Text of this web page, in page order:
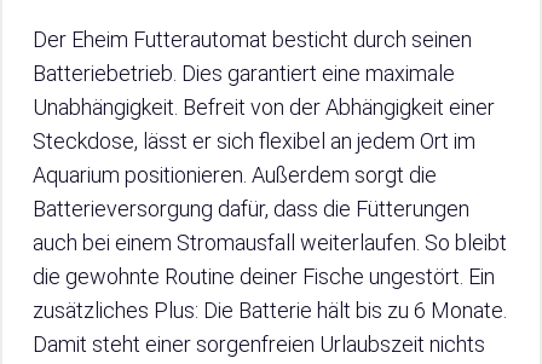
Der Eheim Futterautomat besticht durch seinen
Batteriebetrieb. Dies garantiert eine maximale
Unabhängigkeit. Befreit von der Abhängigkeit einer
Steckdose, lässt er sich flexibel an jedem Ort im
Aquarium positionieren. Außerdem sorgt die
Batterieversorgung dafür, dass die Fütterungen
auch bei einem Stromausfall weiterlaufen. So bleibt
die gewohnte Routine deiner Fische ungestört. Ein
zusätzliches Plus: Die Batterie hält bis zu 6 Monate.
Damit steht einer sorgenfreien Urlaubszeit nichts